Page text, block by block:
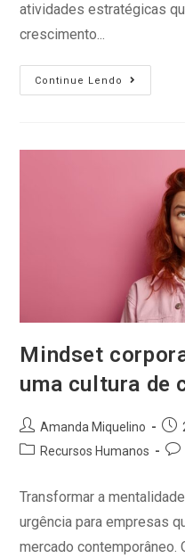
atividades estratégicas
crescimento...
Continue Lendo
Mindset
uma cultura de
Amanda Miquelino
Recursos Humanos
Transformar a
urgência para empresas
mercado contemporâneo.